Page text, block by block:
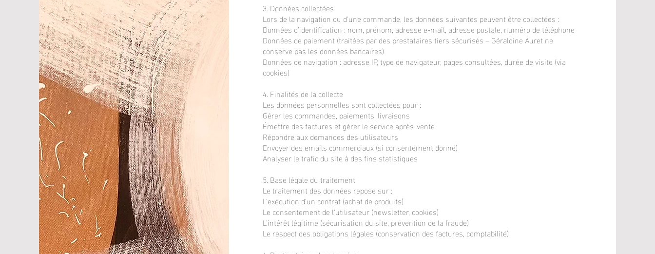
3. Données collectées
Lors de la navigation ou d’une commande, les données suivantes peuvent être collectées :
Données d’identification : nom, prénom, adresse e-mail, adresse postale, numéro de téléphone
Données de paiement (traitées par des prestataires tiers sécurisés – Géraldine Auret ne
conserve pas les données bancaires)
Données de navigation : adresse IP, type de navigateur, pages consultées, durée de visite (via
cookies)
4. Finalités de la collecte
Les données personnelles sont collectées pour :
Gérer les commandes, paiements, livraisons
Émettre des factures et gérer le service après-vente
Répondre aux demandes des utilisateurs
Envoyer des emails commerciaux (si consentement donné)
Analyser le trafic du site à des fins statistiques
5. Base légale du traitement
Le traitement des données repose sur :
L’exécution d’un contrat (achat de produits)
Le consentement de l’utilisateur (newsletter, cookies)
L’intérêt légitime (sécurisation du site, prévention de la fraude)
Le respect des obligations légales (conservation des factures, comptabilité)